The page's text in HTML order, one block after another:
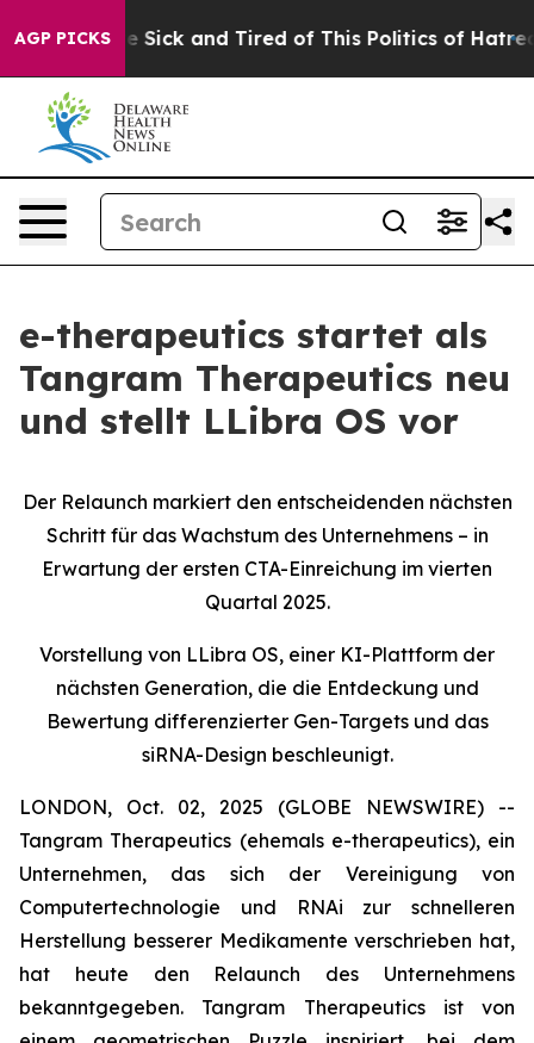
AGP PICKS
Are Sick and Tired of This Politics of Hatred”
e-therapeutics startet als
Tangram Therapeutics neu
und stellt LLibra OS vor
Der Relaunch markiert den entscheidenden nächsten
Schritt für das Wachstum des Unternehmens – in
Erwartung der ersten CTA-Einreichung im vierten
Quartal 2025.
Vorstellung von LLibra OS, einer KI-Plattform der
nächsten Generation, die die Entdeckung und
Bewertung differenzierter Gen-Targets und das
siRNA-Design beschleunigt.
LONDON, Oct. 02, 2025 (GLOBE NEWSWIRE) --
Tangram Therapeutics (ehemals e-therapeutics), ein
Unternehmen, das sich der Vereinigung von
Computertechnologie und RNAi zur schnelleren
Herstellung besserer Medikamente verschrieben hat,
hat heute den Relaunch des Unternehmens
bekanntgegeben. Tangram Therapeutics ist von